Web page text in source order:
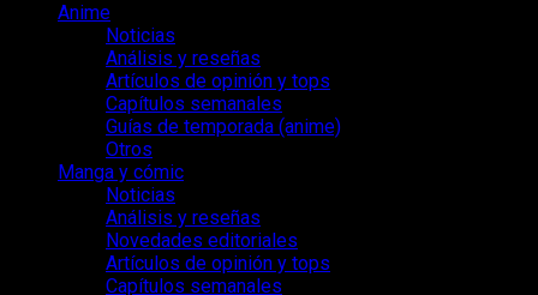
Anime
Noticias
Análisis y reseñas
Artículos de opinión y tops
Capítulos semanales
Guías de temporada (anime)
Otros
Manga y cómic
Noticias
Análisis y reseñas
Novedades editoriales
Artículos de opinión y tops
Capítulos semanales